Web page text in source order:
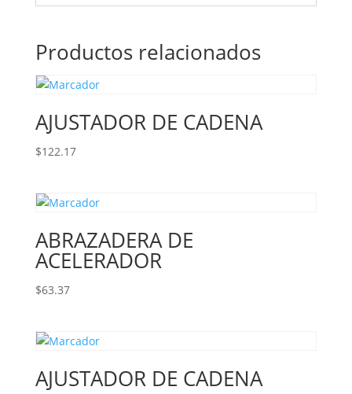
Productos relacionados
AJUSTADOR DE CADENA
$122.17
ABRAZADERA DE
ACELERADOR
$63.37
AJUSTADOR DE CADENA